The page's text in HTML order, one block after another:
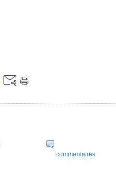
commentaires